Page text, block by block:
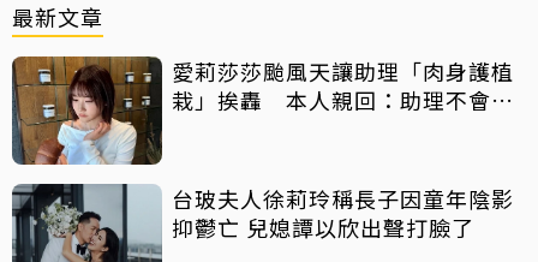
最新文章
愛莉莎莎颱風天讓助理「肉身護植
栽」挨轟 本人親回：助理不會被
台玻夫人徐莉玲稱長子因童年陰影
抑鬱亡 兒媳譚以欣出聲打臉了